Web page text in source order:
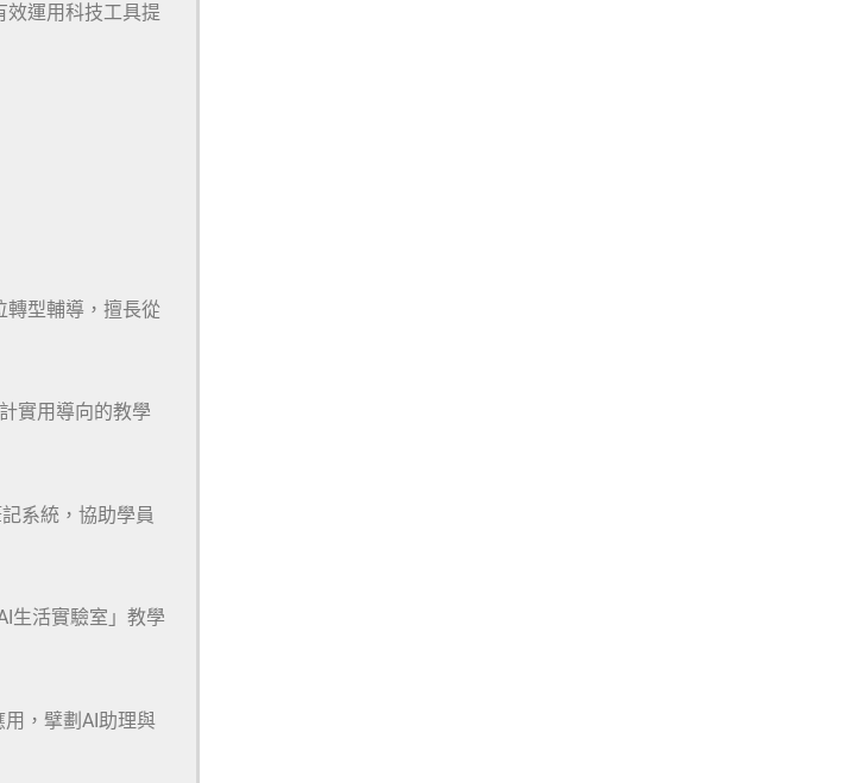
效運用科技工具提
轉型輔導，擅長從
實用導向的教學
系統，協助學員
生活實驗室」教學
，擘劃AI助理與